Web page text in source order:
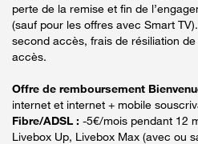
perte de la remise et fin de
(sauf pour les offres avec Smart
second accès, frais de résiliation
accès.
Offre de remboursement
internet et internet + mobile
Fibre/ADSL : -5€/mois pendant 12
Livebox Up, Livebox Max (avec ou